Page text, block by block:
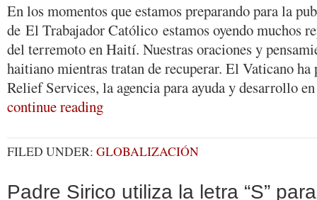
En los momentos que estamos preparando para la
de El Trabajador Católico estamos oyendo muchos
del terremoto en Haití. Nuestras oraciones y
haitiano mientras tratan de recuperar. El Vaticano
Relief Services, la agencia para ayuda y desarrollo
continue reading
FILED UNDER: GLOBALIZACIÓN
Padre Sirico utiliza la letra “S”